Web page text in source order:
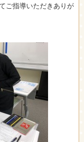
ご指導いただきありが